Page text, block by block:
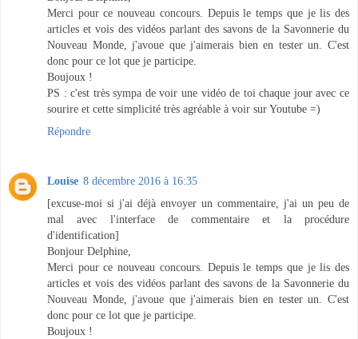
Merci pour ce nouveau concours. Depuis le temps que je lis des
articles et vois des vidéos parlant des savons de la Savonnerie du
Nouveau Monde, j'avoue que j'aimerais bien en tester un. C'est
donc pour ce lot que je participe.
Boujoux !
PS : c'est très sympa de voir une vidéo de toi chaque jour avec ce
sourire et cette simplicité très agréable à voir sur Youtube =)
Répondre
Louise 8 décembre 2016 à 16:35
[excuse-moi si j'ai déjà envoyer un commentaire, j'ai un peu de
mal avec l'interface de commentaire et la procédure
d'identification]
Bonjour Delphine,
Merci pour ce nouveau concours. Depuis le temps que je lis des
articles et vois des vidéos parlant des savons de la Savonnerie du
Nouveau Monde, j'avoue que j'aimerais bien en tester un. C'est
donc pour ce lot que je participe.
Boujoux !